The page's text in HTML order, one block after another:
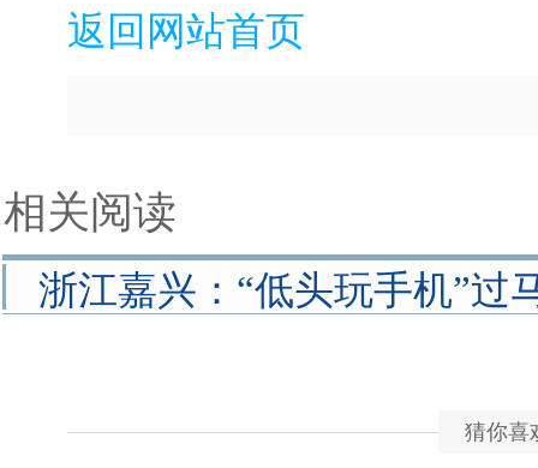
返回网站首页
相关阅读
浙江嘉兴：“低头玩手机”过
猜你喜